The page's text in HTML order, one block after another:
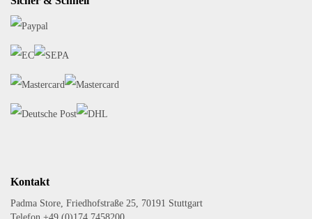
Kontakt
Padma Store, Friedhofstraße 25, 70191 Stuttgart